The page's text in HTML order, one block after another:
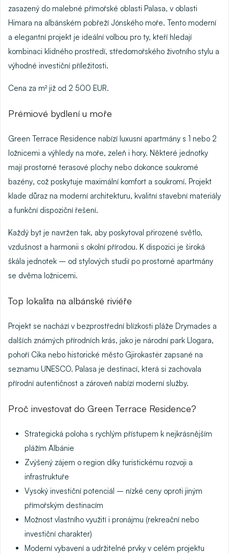
zasazený do malebné přímořské oblasti Palasa, v oblasti
Himara na albánském pobřeží Jónského moře. Tento moderní
a elegantní projekt je ideální volbou pro ty, kteří hledají
kombinaci klidného prostředí, středomořského životního stylu a
výhodné investiční příležitosti.
Cena za m² již od 2 500 EUR.
Prémiové bydlení u moře
Green Terrace Residence nabízí luxusní apartmány s 1 nebo 2
ložnicemi a výhledy na moře, zeleň i hory. Některé jednotky
mají prostorné terasové plochy nebo dokonce soukromé
bazény, což poskytuje maximální komfort a soukromí. Projekt
klade důraz na moderní architekturu, kvalitní stavební materiály
a funkční dispoziční řešení.
Každý byt je navržen tak, aby poskytoval přirozené světlo,
vzdušnost a harmonii s okolní přírodou. K dispozici je široká
škála jednotek – od stylových studií po prostorné apartmány
se dvěma ložnicemi.
Top lokalita na albánské riviéře
Projekt se nachází v bezprostřední blízkosti pláže Drymades a
dalších známých přírodních krás, jako je národní park Llogara,
pohoří Cika nebo historické město Gjirokastër zapsané na
seznamu UNESCO. Palasa je destinací, která si zachovala
přírodní autentičnost a zároveň nabízí moderní služby.
Proč investovat do Green Terrace Residence?
Strategická poloha s rychlým přístupem k nejkrásnějším
plážím Albánie
Zvýšený zájem o region díky turistickému rozvoji a
infrastruktuře
Vysoký investiční potenciál – nízké ceny oproti jiným
přímořským destinacím
Možnost vlastního využití i pronájmu (rekreační nebo
investiční charakter)
Moderní vybavení a udržitelné prvky v celém projektu